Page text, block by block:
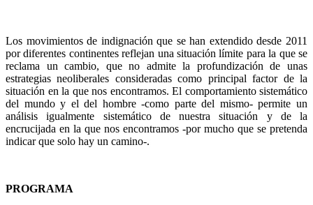
Los movimientos de indignación que se han extendido desde 2011
por diferentes continentes reflejan una situación límite para la que se
reclama un cambio, que no admite la profundización de unas
estrategias neoliberales consideradas como principal factor de la
situación en la que nos encontramos. El comportamiento sistemático
del mundo y el del hombre -como parte del mismo- permite un
análisis igualmente sistemático de nuestra situación y de la
encrucijada en la que nos encontramos -por mucho que se pretenda
indicar que solo hay un camino-.
PROGRAMA